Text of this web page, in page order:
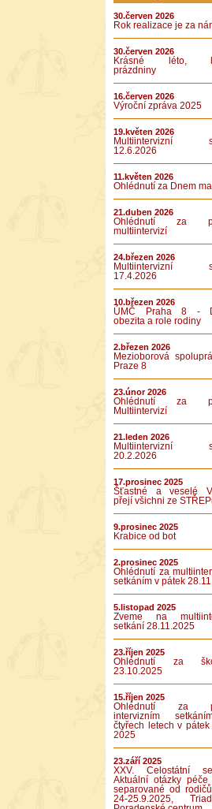
30.červen 2026
Rok realizace je za
30.červen 2026
Krásné léto,
prázdniny
16.červen 2026
Výroční zpráva 2025
19.květen 2026
Multiintervizní
12.6.2026
11.květen 2026
Ohlédnutí za Dnem
21.duben 2026
Ohlédnutí za
multiintervizí
24.březen 2026
Multiintervizní
17.4.2026
10.březen 2026
ÚMČ Praha 8 -
obezita a role rodiny
2.březen 2026
Mezioborová
Praze 8
23.únor 2026
Ohlédnutí za
Multiintervizí
21.leden 2026
Multiintervizní
20.2.2026
17.prosinec 2025
Šťastné a veselé
přejí všichni ze
9.prosinec 2025
Krabice od bot
2.prosinec 2025
Ohlédnutí za
setkáním v pátek
5.listopad 2025
Zveme na
setkání 28.11.2025
23.říjen 2025
Ohlédnutí za
23.10.2025
15.říjen 2025
Ohlédnutí za
intervizním
čtyřech letech v pátek
2025
23.září 2025
XXV. Celostátní
Aktuální otázky péče
separované od
24-25.9.2025,